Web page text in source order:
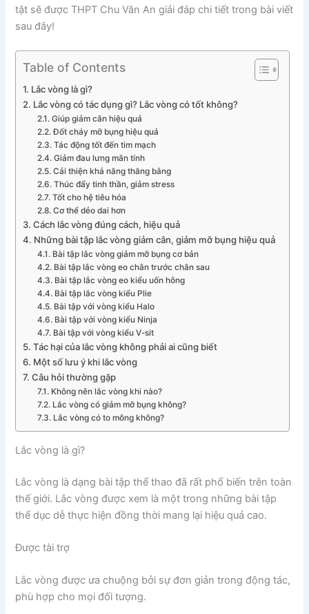
tật sẽ được THPT Chu Văn An giải đáp chi tiết trong bài viết
sau đây!
Table of Contents
Lắc vòng là gì?
Lắc vòng có tác dụng gì? Lắc vòng có tốt không?
Giúp giảm cân hiệu quả
Đốt cháy mỡ bụng hiệu quả
Tác động tốt đến tim mạch
Giảm đau lưng mãn tính
Cải thiện khả năng thăng bằng
Thúc đẩy tinh thần, giảm stress
Tốt cho hệ tiêu hóa
Cơ thể dẻo dai hơn
Cách lắc vòng đúng cách, hiệu quả
Những bài tập lắc vòng giảm cân, giảm mỡ bụng hiệu quả
Bài tập lắc vòng giảm mỡ bụng cơ bản
Bài tập lắc vòng eo chân trước chân sau
Bài tập lắc vòng eo kiểu uốn hông
Bài tập lắc vòng kiểu Plie
Bài tập với vòng kiểu Halo
Bài tập với vòng kiểu Ninja
Bài tập với vòng kiểu V-sit
Tác hại của lắc vòng không phải ai cũng biết
Một số lưu ý khi lắc vòng
Câu hỏi thường gặp
Không nên lắc vòng khi nào?
Lắc vòng có giảm mỡ bụng không?
Lắc vòng có to mông không?
Lắc vòng là gì?
Lắc vòng là dạng bài tập thể thao đã rất phổ biến trên toàn
thế giới. Lắc vòng được xem là một trong những bài tập
thể dục dễ thực hiện đồng thời mang lại hiệu quả cao.
Được tài trợ
Lắc vòng được ưa chuộng bởi sự đơn giản trong động tác,
phù hợp cho mọi đối tượng.